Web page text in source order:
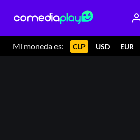
Mi moneda es: CLP USD EUR